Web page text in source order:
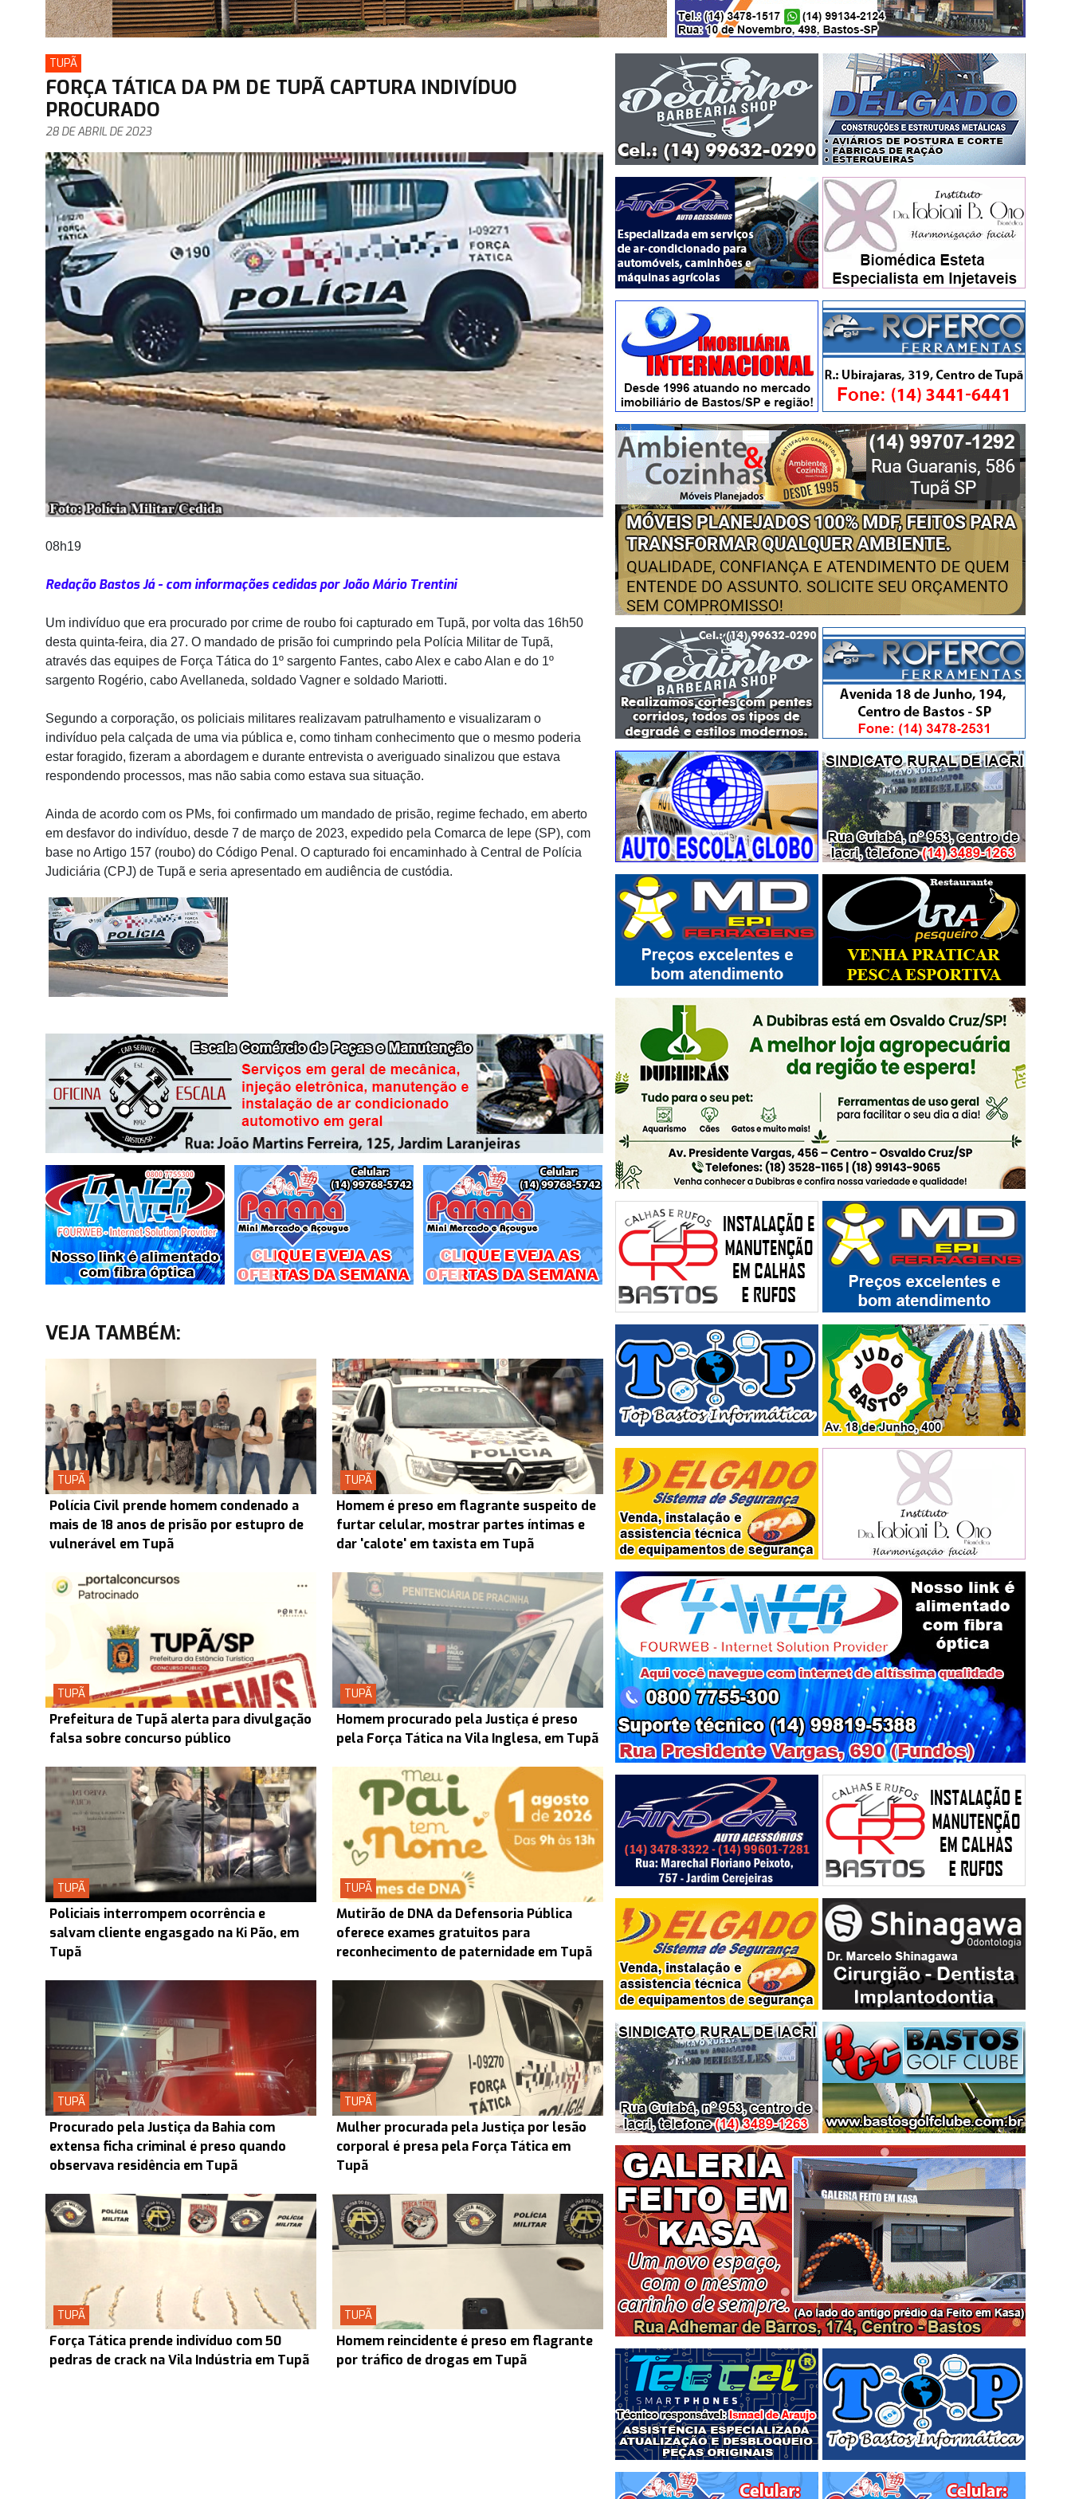
TUPÃ
FORÇA TÁTICA DA PM DE TUPÃ CAPTURA INDIVÍDUO
PROCURADO
28 DE ABRIL DE 2023
08h19
Redação Bastos Já - com informações cedidas por João Mário Trentini
Um indivíduo que era procurado por crime de roubo foi capturado em Tupã, por volta das 16h50
desta quinta-feira, dia 27. O mandado de prisão foi cumprindo pela Polícia Militar de Tupã,
através das equipes de Força Tática do 1º sargento Fantes, cabo Alex e cabo Alan e do 1º
sargento Rogério, cabo Avellaneda, soldado Vagner e soldado Mariotti.
Segundo a corporação, os policiais militares realizavam patrulhamento e visualizaram o
indivíduo pela calçada de uma via pública e, como tinham conhecimento que o mesmo poderia
estar foragido, fizeram a abordagem e durante entrevista o averiguado sinalizou que estava
respondendo processos, mas não sabia como estava sua situação.
Ainda de acordo com os PMs, foi confirmado um mandado de prisão, regime fechado, em aberto
em desfavor do indivíduo, desde 7 de março de 2023, expedido pela Comarca de Iepe (SP), com
base no Artigo 157 (roubo) do Código Penal. O capturado foi encaminhado à Central de Polícia
Judiciária (CPJ) de Tupã e seria apresentado em audiência de custódia.
VEJA TAMBÉM:
TUPÃ
Polícia Civil prende homem condenado a
mais de 18 anos de prisão por estupro de
vulnerável em Tupã
TUPÃ
Homem é preso em flagrante suspeito de
furtar celular, mostrar partes íntimas e
dar 'calote' em taxista em Tupã
TUPÃ
Prefeitura de Tupã alerta para divulgação
falsa sobre concurso público
TUPÃ
Homem procurado pela Justiça é preso
pela Força Tática na Vila Inglesa, em Tupã
TUPÃ
Policiais interrompem ocorrência e
salvam cliente engasgado na Ki Pão, em
Tupã
TUPÃ
Mutirão de DNA da Defensoria Pública
oferece exames gratuitos para
reconhecimento de paternidade em Tupã
TUPÃ
Procurado pela Justiça da Bahia com
extensa ficha criminal é preso quando
observava residência em Tupã
TUPÃ
Mulher procurada pela Justiça por lesão
corporal é presa pela Força Tática em
Tupã
TUPÃ
Força Tática prende indivíduo com 50
pedras de crack na Vila Indústria em Tupã
TUPÃ
Homem reincidente é preso em flagrante
por tráfico de drogas em Tupã